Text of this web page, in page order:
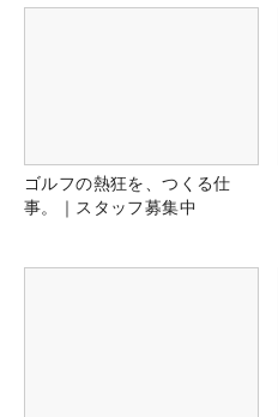
ゴルフの熱狂を、つくる仕
事。｜スタッフ募集中